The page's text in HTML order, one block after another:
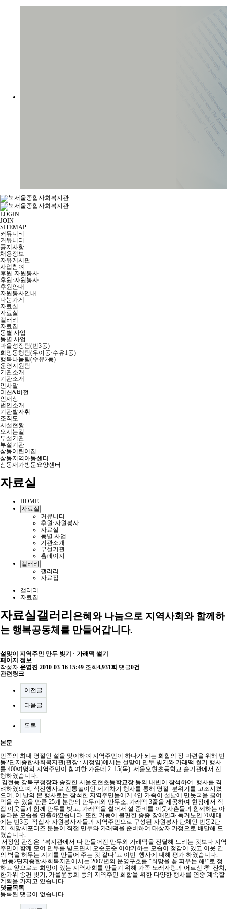
LOGIN
JOIN
SITEMAP
커뮤니티
커뮤니티
공지사항
채용정보
자유게시판
사업참여
후원·자원봉사
후원·자원봉사
후원안내
자원봉사안내
나눔가게
자료실
자료실
갤러리
자료집
동별 사업
동별 사업
마을성장팀(번3동)
희망동행팀(우이동·수유1동)
행복나눔팀(수유2동)
운영지원팀
기관소개
기관소개
인사말
미션&비전
인재상
법인소개
기관발자취
조직도
시설현황
오시는길
부설기관
부설기관
삼동어린이집
삼동지역아동센터
삼동재가방문요양센터
자료실
HOME
자료실
커뮤니티
후원·자원봉사
자료실
동별 사업
기관소개
부설기관
홈페이지
갤러리
갤러리
자료집
갤러리
자료집
자료실갤러리 은혜와 나눔으로 지역사회와 함께하
는 행복공동체를 만들어갑니다.
설맞이 지역주민 만두 빚기 · 가래떡 썰기
페이지 정보
작성자 운영진 2010-03-16 15:49 조회 4,931회 댓글0건
관련링크
이전글
다음글
목록
본문
민족의 최대 명절인 설을 맞이하여 지역주민이 하나가 되는 화합의 장 마련을 위해 번
동2단지종합사회복지관(관장 : 서정임)에서는 설맞이 만두 빚기와 가래떡 썰기 행사
를 400여명의 지역주민이 참여한 가운데 2. 15(목) 서울오현초등학교 슬기관에서 진
행하였습니다.
김현풍 강북구청장과 송경헌 서울오현초등학교장 등의 내빈이 참석하여 행사를 격
려하였으며, 식전행사로 전통놀이인 제기차기 행사를 통해 명절 분위기를 고조시켰
으며, 이 날의 본 행사로는 참석한 지역주민들에게 4인 가족이 설날에 만둣국을 끓여
먹을 수 있을 만큼 25개 분량의 만두피와 만두소, 가래떡 3줄을 제공하여 현장에서 직
접 이웃들과 함께 만두를 빚고, 가래떡을 썰어서 설 준비를 이웃사촌들과 함께하는 아
름다운 모습을 연출하였습니다. 또한 거동이 불편한 중증 장애인과 독거노인 70세대
에는 번3동 적십자 자원봉사자들과 지역주민으로 구성된 자원봉사 단체인 번동2단
지 희망서포터즈 분들이 직접 만두와 가래떡을 준비하여 대상자 가정으로 배달해 드
렸습니다.
서정임 관장은 ‘복지관에서 다 만들어진 만두와 가래떡을 전달해 드리는 것보다 지역
주민이 함께 모여 만두를 빚으면서 오순도순 이야기하는 모습이 정감이 있고 이웃 간
의 벽을 허무는 계기를 만들어 주는 것 같다’고 이번 행사에 대해 평가 하였습니다.
번동2단지종합사회복지관에서는 2007년의 운영구호를 “희망을 꽃 피우는 해!”로 정
하고 앞으로도 희망이 있는 지역사회를 만들기 위해 가족 노래자랑과 어르신 孝 잔치,
한가위 송편 빚기, 가을운동회 등의 지역주민 화합을 위한 다양한 행사를 연중 계속할
계획을 가지고 있습니다.
댓글목록
등록된 댓글이 없습니다.